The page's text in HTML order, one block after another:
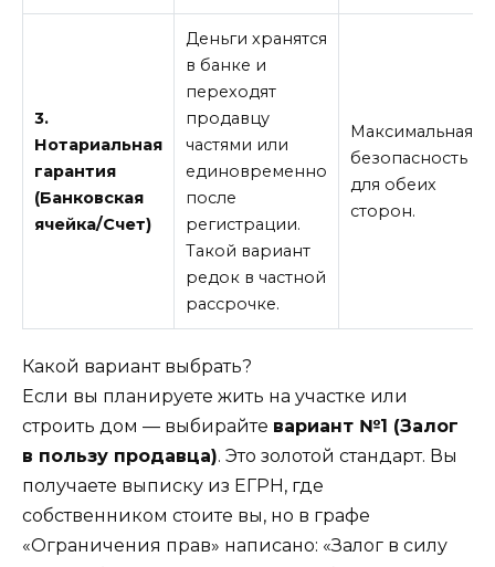
3.
Нотариальная
гарантия
(Банковская
ячейка/Счет)
Деньги хранятся
в банке и
переходят
продавцу
частями или
единовременно
после
регистрации.
Такой вариант
редок в частной
рассрочке.
Максимальная
безопасность
для обеих
сторон.
Какой вариант выбрать?
Если вы планируете жить на участке или
строить дом — выбирайте вариант №1 (Залог
в пользу продавца). Это золотой стандарт. Вы
получаете выписку из ЕГРН, где
собственником стоите вы, но в графе
«Ограничения прав» написано: «Залог в силу